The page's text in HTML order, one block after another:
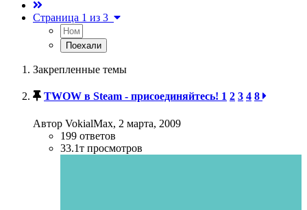
Страница 1 из 3
Закрепленные темы
TWOW в Steam - присоединяйтесь! 1 2 3 4 8
Автор VokialMax, 2 марта, 2009
199 ответов
33.1т просмотров